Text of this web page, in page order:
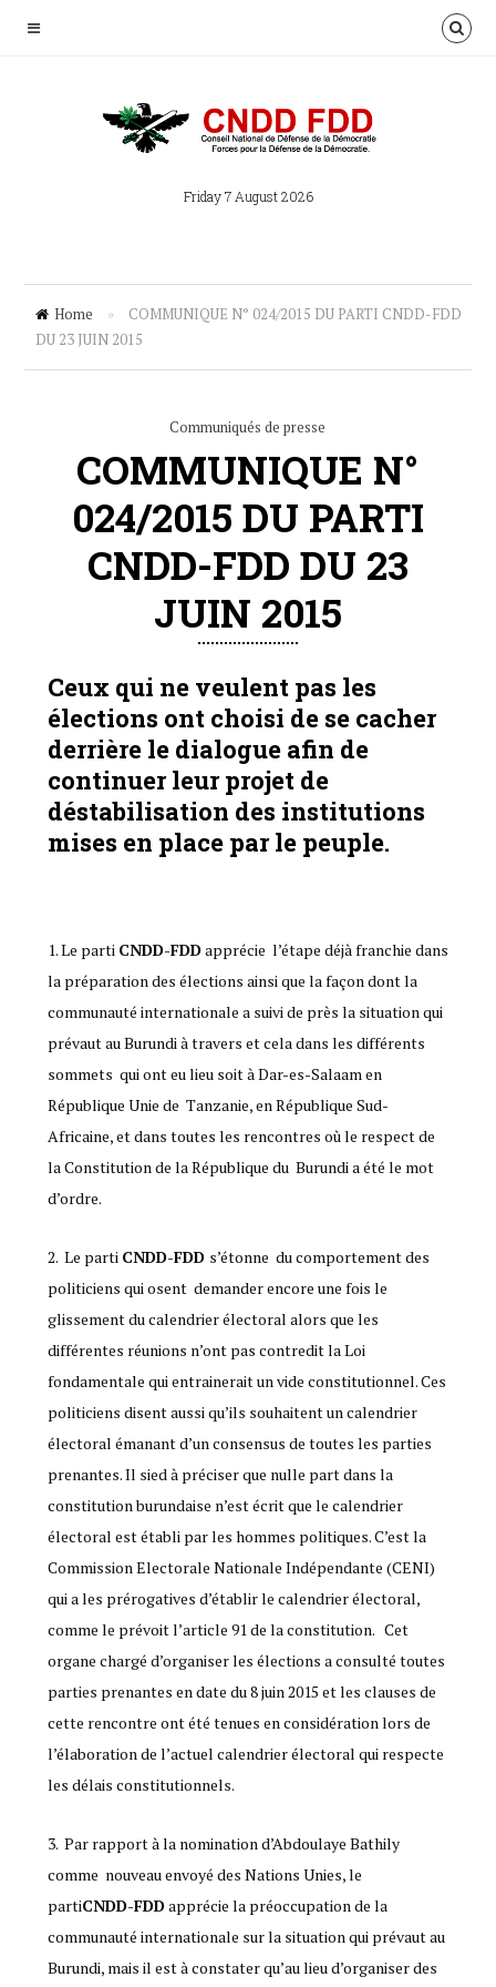
Friday 7 August 2026
Home »
COMMUNIQUE N° 024/2015 DU PARTI CNDD-FDD
DU 23 JUIN 2015
Communiqués de presse
COMMUNIQUE N°
024/2015 DU PARTI
CNDD-FDD DU 23
JUIN 2015
Ceux qui ne veulent pas les
élections ont choisi de se cacher
derrière le dialogue afin de
continuer leur projet de
déstabilisation des institutions
mises en place par le peuple.
Le parti CNDD-FDDapprécie l’étape déjà franchie dans
la préparation des élections ainsi que la façon dont la
communauté internationale a suivi de près la situation qui
prévaut au Burundi à travers et cela dans les différents
sommets qui ont eu lieu soit à Dar-es-Salaam en
République Unie de Tanzanie, en République Sud-
Africaine, et dans toutes les rencontres où le respect de
la Constitution de la République du Burundi a été le mot
d’ordre.
Le parti CNDD-FDD s’étonne du comportement des
politiciens qui osent demander encore une fois le
glissement du calendrier électoral alors que les
différentes réunions n’ont pas contredit la Loi
fondamentale qui entrainerait un vide constitutionnel. Ces
politiciens disent aussi qu’ils souhaitent un calendrier
électoral émanant d’un consensus de toutes les parties
prenantes. Il sied à préciser que nulle part dans la
constitution burundaise n’est écrit que le calendrier
électoral est établi par les hommes politiques. C’est la
Commission Electorale Nationale Indépendante (CENI)
qui a les prérogatives d’établir le calendrier électoral,
comme le prévoit l’article 91 de la constitution. Cet
organe chargé d’organiser les élections a consulté toutes
parties prenantes en date du 8 juin 2015 et les clauses de
cette rencontre ont été tenues en considération lors de
l’élaboration de l’actuel calendrier électoral qui respecte
les délais constitutionnels.
Par rapport à la nomination d’Abdoulaye Bathily
comme nouveau envoyé des Nations Unies, le
partiCNDD-FDDapprécie la préoccupation de la
communauté internationale sur la situation qui prévaut au
Burundi, mais il est à constater qu’au lieu d’organiser des